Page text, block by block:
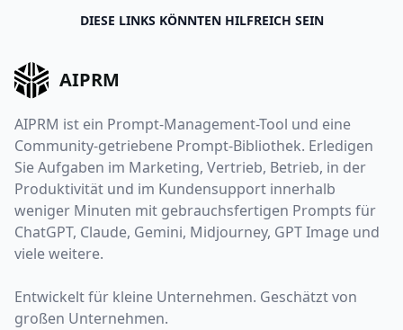
DIESE LINKS KÖNNTEN HILFREICH SEIN
AIPRM
AIPRM ist ein Prompt-Management-Tool und eine
Community-getriebene Prompt-Bibliothek. Erledigen
Sie Aufgaben im Marketing, Vertrieb, Betrieb, in der
Produktivität und im Kundensupport innerhalb
weniger Minuten mit gebrauchsfertigen Prompts für
ChatGPT, Claude, Gemini, Midjourney, GPT Image und
viele weitere.
Entwickelt für kleine Unternehmen. Geschätzt von
großen Unternehmen.